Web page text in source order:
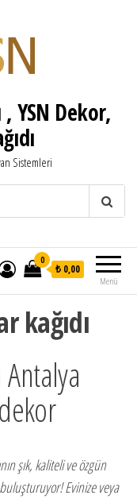
YSN Dekor,
Sistemleri
Menü
0
₺ 0,00
kağıdı
şık, kaliteli ve özgün
buluşturuyor! Evinize veya